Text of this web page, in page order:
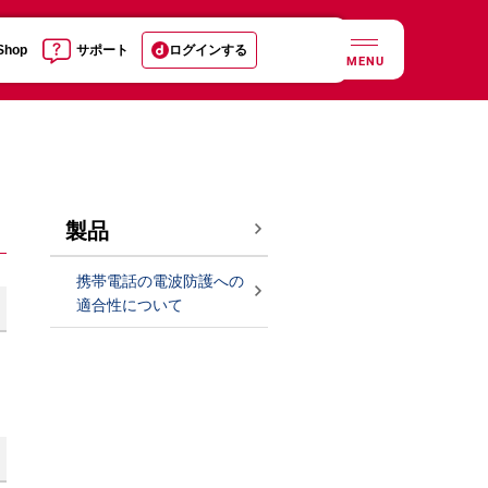
サポート ログインする
MENU
製品
携帯電話の電波防護への
適合性について